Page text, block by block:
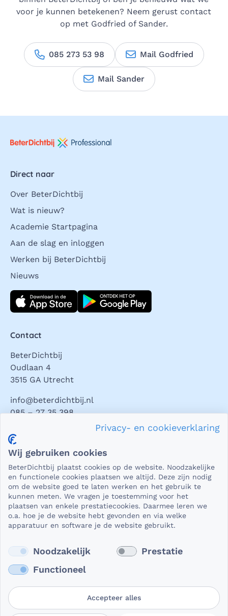
voor je kunnen betekenen? Neem gerust contact
op met Godfried of Sander.
085 273 53 98 Mail Godfried
Mail Sander
Direct naar
Over BeterDichtbij
Wat is nieuw?
Academie Startpagina
Aan de slag en inloggen
Werken bij BeterDichtbij
Nieuws
Download direct
Contact
BeterDichtbij
Oudlaan 4
3515 GA Utrecht
info@beterdichtbij.nl
085 – 27 35 398
Privacy en veiligheid
essentieel dat die beveiligd worden uitgewisseld. En dat
die gegevens niet in verkeerde handen vallen. Daar kun je
op rekenen bij BeterDichtbij.
Lees verder
Privacy- en cookieverklaring
Wij gebruiken cookies
BeterDichtbij plaatst cookies op de website. Noodzakelijke
en functionele cookies plaatsen we altijd. Deze zijn nodig
om de website goed te laten werken en het gebruik te
kunnen meten. We vragen je toestemming voor het
plaatsen van enkele prestatiecookies. Daarmee leren we
o.a. hoe je de website hebt gevonden en via welke
apparatuur en software je de website gebruikt.
Noodzakelijk
Prestatie
Functioneel
Accepteer alles